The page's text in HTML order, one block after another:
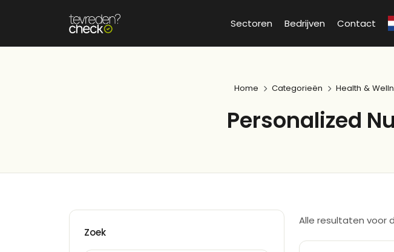
Sectoren Bedrijven Contact
Home Categorieën Health &
Personalized
Zoek
Alle resultaten voor